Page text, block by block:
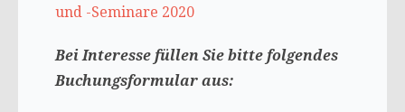
und -Seminare 2020
Bei Interesse füllen Sie bitte folgendes
Buchungsformular aus: